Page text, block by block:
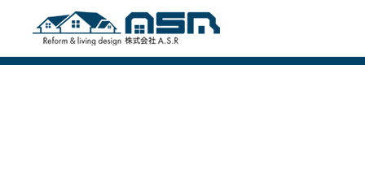
お役立ち情報